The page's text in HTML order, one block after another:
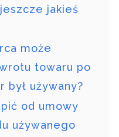
jakieś
może
towaru po
był używany?
od umowy
używanego